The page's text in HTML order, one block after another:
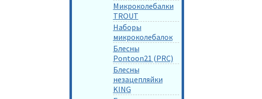
Микроколебалки
TROUT
Наборы
микроколебалок
Блесны
Pontoon21 (PRC)
Блесны
незацепляйки
KING